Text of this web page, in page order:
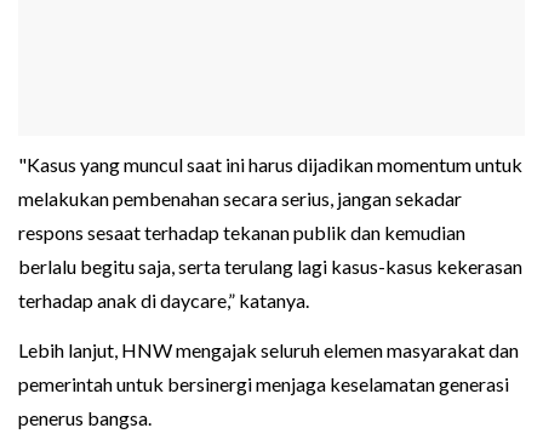
"Kasus yang muncul saat ini harus dijadikan momentum untuk
melakukan pembenahan secara serius, jangan sekadar
respons sesaat terhadap tekanan publik dan kemudian
berlalu begitu saja, serta terulang lagi kasus-kasus kekerasan
terhadap anak di daycare,” katanya.
Lebih lanjut, HNW mengajak seluruh elemen masyarakat dan
pemerintah untuk bersinergi menjaga keselamatan generasi
penerus bangsa.